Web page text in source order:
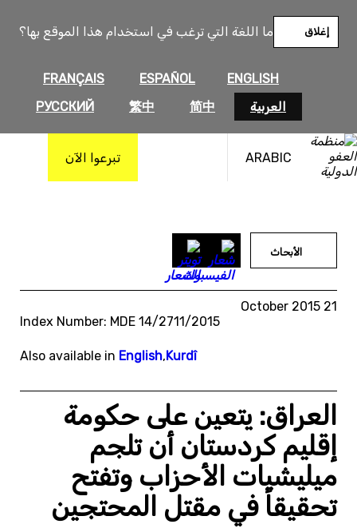
ما اللغة التي ترغب في استخدام هذا الموقع بها؟
ENGLISH
ESPAÑOL
FRANÇAIS
العربية
简中
繁中
РУССКИЙ
إغلاق
ARABIC تبرعوا الآن
المحتوى
الأبحاث
21 October 2015
Index Number: MDE 14/2711/2015
Also available in English,Kurdî
العراق: يتعين على حكومة
إقليم كردستان أن تلجم
ميليشيات الأحزاب وتفتح
تحقيقاً في مقتل المحتجين